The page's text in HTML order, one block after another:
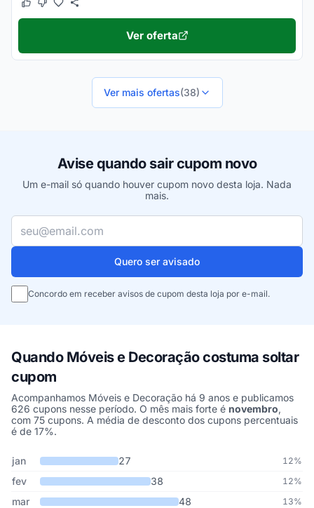
Este cupom funcionou
Este cupom não funcionou
Ver oferta
Ver mais ofertas(38)
Avise quando sair cupom novo
Um e-mail só quando houver cupom novo desta loja. Nada
mais.
Seu e-mail
Quero ser avisado
Concordo em receber avisos de cupom desta loja por e-mail.
Quando Móveis e Decoração costuma soltar
cupom
Acompanhamos Móveis e Decoração há 9 anos e publicamos
626 cupons nesse período. O mês mais forte é novembro,
com 75 cupons. A média de desconto dos cupons percentuais
é de 17%.
Cupons de Móveis e Decoração publicados por mês, somando
Mês Cupons publicadosDesconto médio
jan 27 12%
fev 38 12%
mar 48 13%